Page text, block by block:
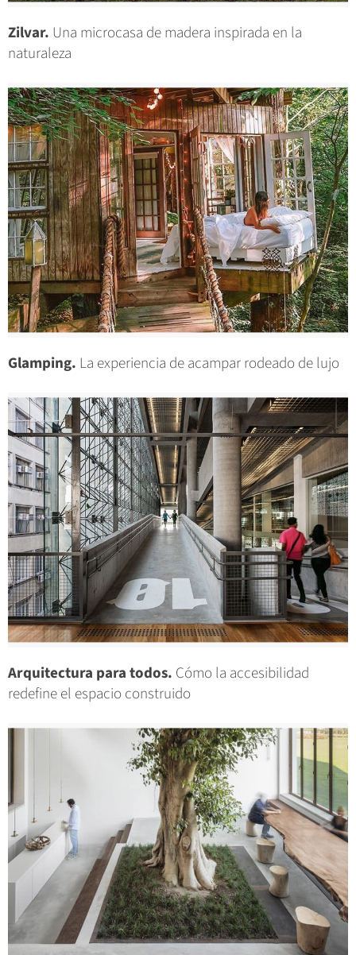
Zilvar. Una microcasa de madera inspirada en la
naturaleza
Glamping. La experiencia de acampar rodeado de lujo
Arquitectura para todos. Cómo la accesibilidad
redefine el espacio construido